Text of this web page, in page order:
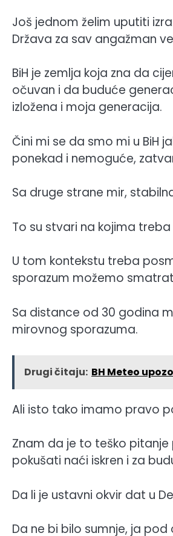
Još jednom želim uputiti
Država za sav angažman
BiH je zemlja koja zna da
očuvan i da buduće
izložena i moja generacija.
Čini mi se da smo mi u BiH
ponekad i nemoguće,
Sa druge strane mir,
To su stvari na kojima
U tom kontekstu treba
sporazum možemo
Sa distance od 30 godina
mirovnog sporazuma.
Drugi čitaju: BH Meteo
Ali isto tako imamo pravo
Znam da je to teško
pokušati naći iskren i za
Da li je ustavni okvir dat u
Da ne bi bilo sumnje, ja